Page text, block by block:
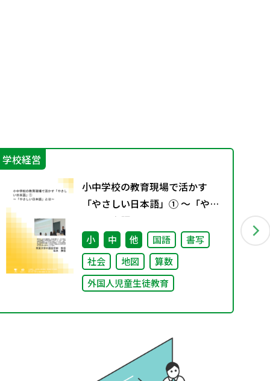
学校経営
小中学校の教育現場で活かす
「やさしい日本語」① ～「やさ
しい日本語」とは～
小 中 他 国語
書写
社会
地図
算数
外国人児童生徒教育